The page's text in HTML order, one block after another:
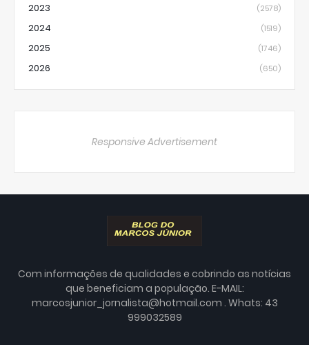
2023 (2578)
2024 (1519)
2025 (1746)
2026 (650)
Responsive Advertisement
Com informações de qualidades e cobrindo as notícias
que beneficiam a população. E-MAIL:
marcosjunior_jornalista@hotmail.com . Whats: 43
999032589